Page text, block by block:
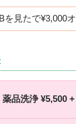
を見たで¥3,000
薬品洗浄 ¥5,500